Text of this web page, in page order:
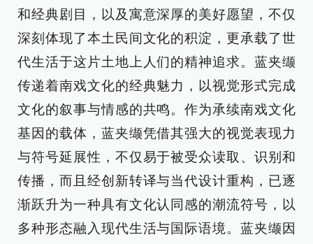
和经典剧目，以及寓意深厚的美好愿望，不仅
深刻体现了本土民间文化的积淀，更承载了世
代生活于这片土地上人们的精神追求。蓝夹缬
传递着南戏文化的经典魅力，以视觉形式完成
文化的叙事与情感的共鸣。作为承续南戏文化
基因的载体，蓝夹缬凭借其强大的视觉表现力
与符号延展性，不仅易于被受众读取、识别和
传播，而且经创新转译与当代设计重构，已逐
渐跃升为一种具有文化认同感的潮流符号，以
多种形态融入现代生活与国际语境。蓝夹缬因